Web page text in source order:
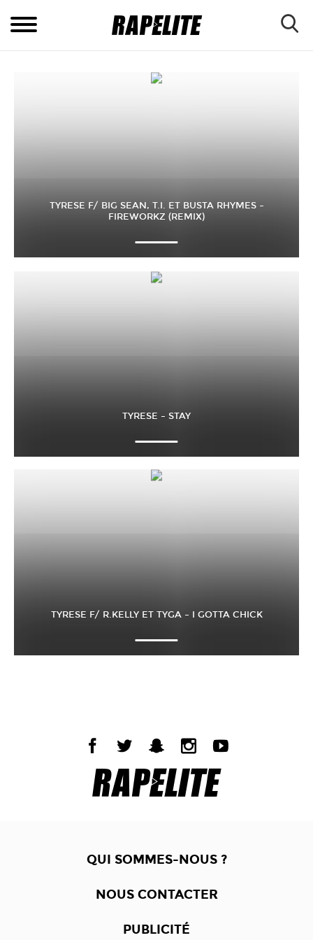
TYRESE F/ BIG SEAN, T.I. ET BUSTA RHYMES –
FIREWORKZ (REMIX)
TYRESE – STAY
TYRESE F/ R.KELLY ET TYGA – I GOTTA CHICK
QUI SOMMES-NOUS ?
NOUS CONTACTER
PUBLICITÉ